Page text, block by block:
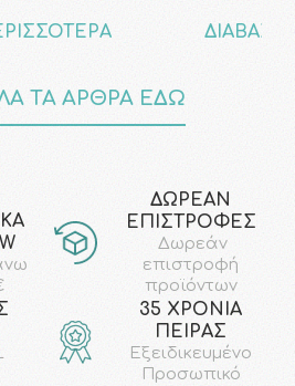
ΤΑ ΑΡΘΡΑ ΕΔΩ
ΔΩΡΕΑΝ
ΕΠΙΣΤΡΟΦΕΣ
Δωρεάν
επιστροφή
προϊόντων
35 ΧΡΟΝΙΑ
ΠΕΙΡΑΣ
Εξειδικευμένο
Προσωπικό